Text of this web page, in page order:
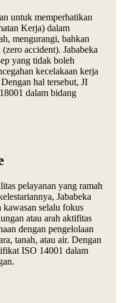
untuk memperhatikan
Kerja) dalam
mengurangi, bahkan
accident). Jababeka
yang tidak boleh
kecelakaan kerja
hal tersebut, JI
dalam bidang
pelayanan yang ramah
Jababeka
selalu fokus
atau arah aktifitas
dengan pengelolaan
tanah, atau air. Dengan
ISO 14001 dalam